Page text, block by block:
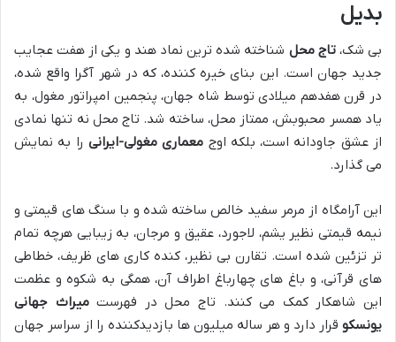
بدیل
بی شک،تاج محل شناخته شده ترین نماد هند و یکی از هفت عجایب
جدید جهان است. این بنای خیره کننده، که در شهر آگرا واقع شده،
در قرن هفدهم میلادی توسط شاه جهان، پنجمین امپراتور مغول، به
یاد همسر محبوبش، ممتاز محل، ساخته شد. تاج محل نه تنها نمادی
از عشق جاودانه است، بلکه اوج معماری مغولی-ایرانی را به نمایش
می گذارد.
این آرامگاه از مرمر سفید خالص ساخته شده و با سنگ های قیمتی و
نیمه قیمتی نظیر یشم، لاجورد، عقیق و مرجان، به زیبایی هرچه تمام
تر تزئین شده است. تقارن بی نظیر، کنده کاری های ظریف، خطاطی
های قرآنی، و باغ های چهارباغ اطراف آن، همگی به شکوه و عظمت
این شاهکار کمک می کنند. تاج محل در فهرستمیراث جهانی
یونسکو قرار دارد و هر ساله میلیون ها بازدیدکننده را از سراسر جهان